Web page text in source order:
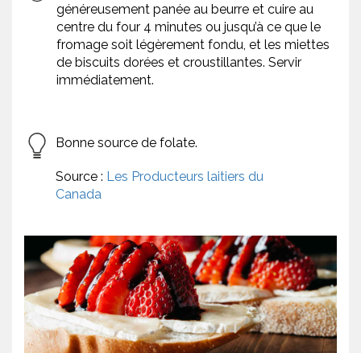
généreusement panée au beurre et cuire au
centre du four 4 minutes ou jusqu’à ce que le
fromage soit légèrement fondu, et les miettes
de biscuits dorées et croustillantes. Servir
immédiatement.
Bonne source de folate.
Source : Les Producteurs laitiers du
Canada